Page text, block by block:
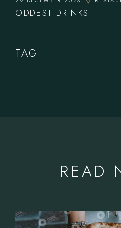
ODDEST DRINKS
TAG
READ